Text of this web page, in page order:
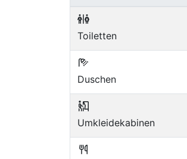
Toiletten
Duschen
Umkleidekabinen